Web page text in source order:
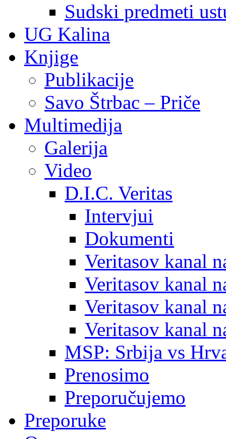
Sudski predmeti
UG Kalina
Knjige
Publikacije
Savo Štrbac – Priče
Multimedija
Galerija
Video
D.I.C. Veritas
Intervjui
Dokumenti
Veritasov kanal
Veritasov kanal
Veritasov kanal
Veritasov kanal
MSP: Srbija vs
Prenosimo
Preporučujemo
Preporuke